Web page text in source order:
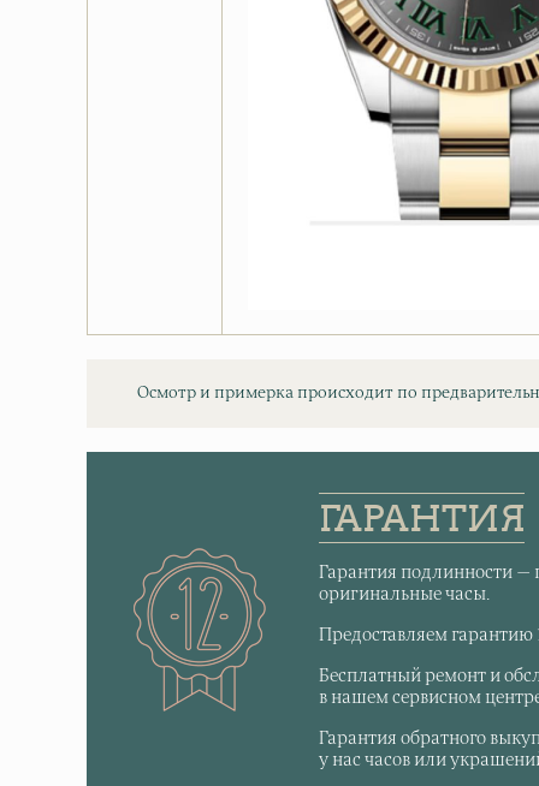
Осмотр и примерка происходит по
ГАРАНТИЯ
Гарантия подлинности —
оригинальные часы.
Предоставляем гарантию
Бесплатный ремонт и
в нашем сервисном
Гарантия обратного
у нас часов или